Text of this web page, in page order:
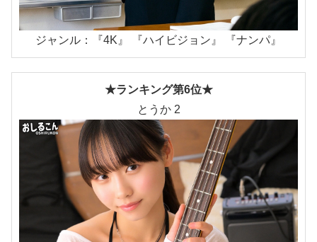
ジャンル：『4K』 『ハイビジョン』 『ナンパ』
★ランキング第6位★
とうか 2